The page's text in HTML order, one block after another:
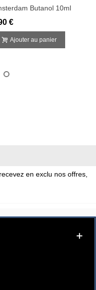
Butanol 10ml
€
Ajouter au panier
en exclu nos offres,